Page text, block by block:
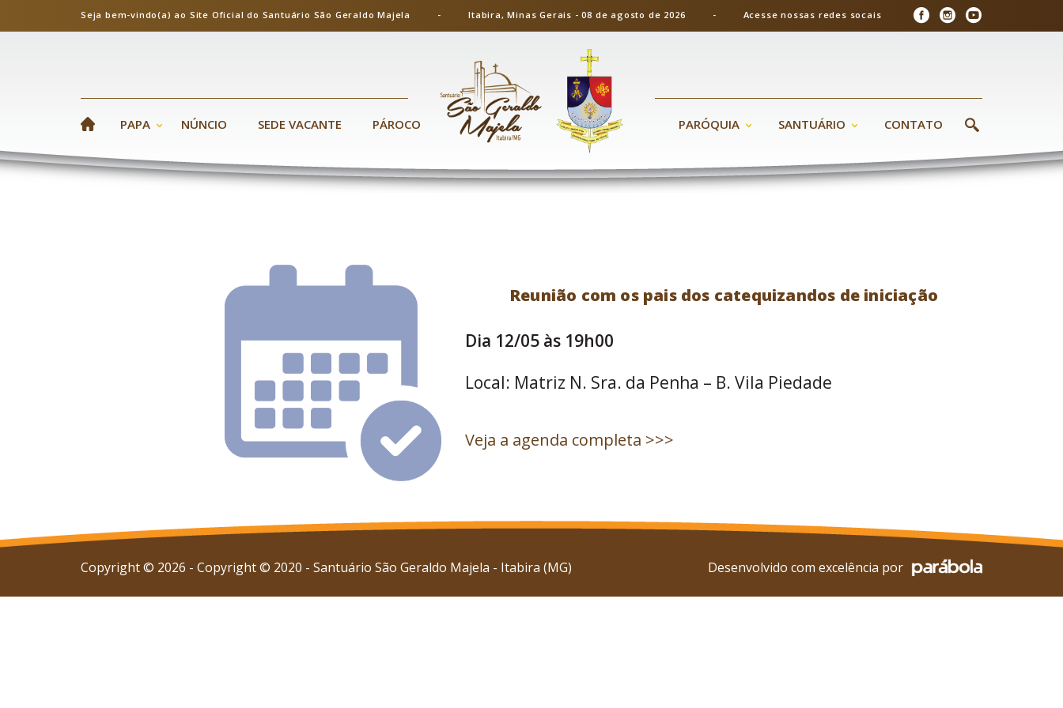
Seja bem-vindo(a) ao Site Oficial do Santuário São Geraldo Majela - Itabira, Minas Gerais - 08 de agosto de 2026 - Acesse nossas redes socais
PAPA NÚNCIO SEDE VACANTE PÁROCO PARÓQUIA SANTUÁRIO CONTATO
Reunião com os pais dos catequizandos de iniciação
Dia 12/05 às 19h00
Local: Matriz N. Sra. da Penha – B. Vila Piedade
Veja a agenda completa >>>
Copyright © 2026 - Copyright © 2020 - Santuário São Geraldo Majela - Itabira (MG) Desenvolvido com excelência por